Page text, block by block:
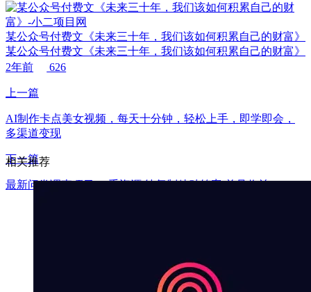
某公众号付费文《未来三十年，我们该如何积累自己的财富》
某公众号付费文《未来三十年，我们该如何积累自己的财富》
2年前
626
上一篇
AI制作卡点美女视频，每天十分钟，轻松上手，即学即会，
多渠道变现
下一篇
最新问卷调查项目 一手资源 纯复制粘贴答案 单号收益30+
相关推荐